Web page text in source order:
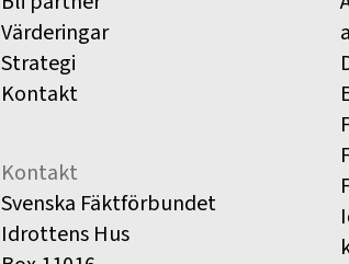
Värderingar
Strategi
Kontakt
Kontakt
Svenska Fäktförbundet
Idrottens Hus